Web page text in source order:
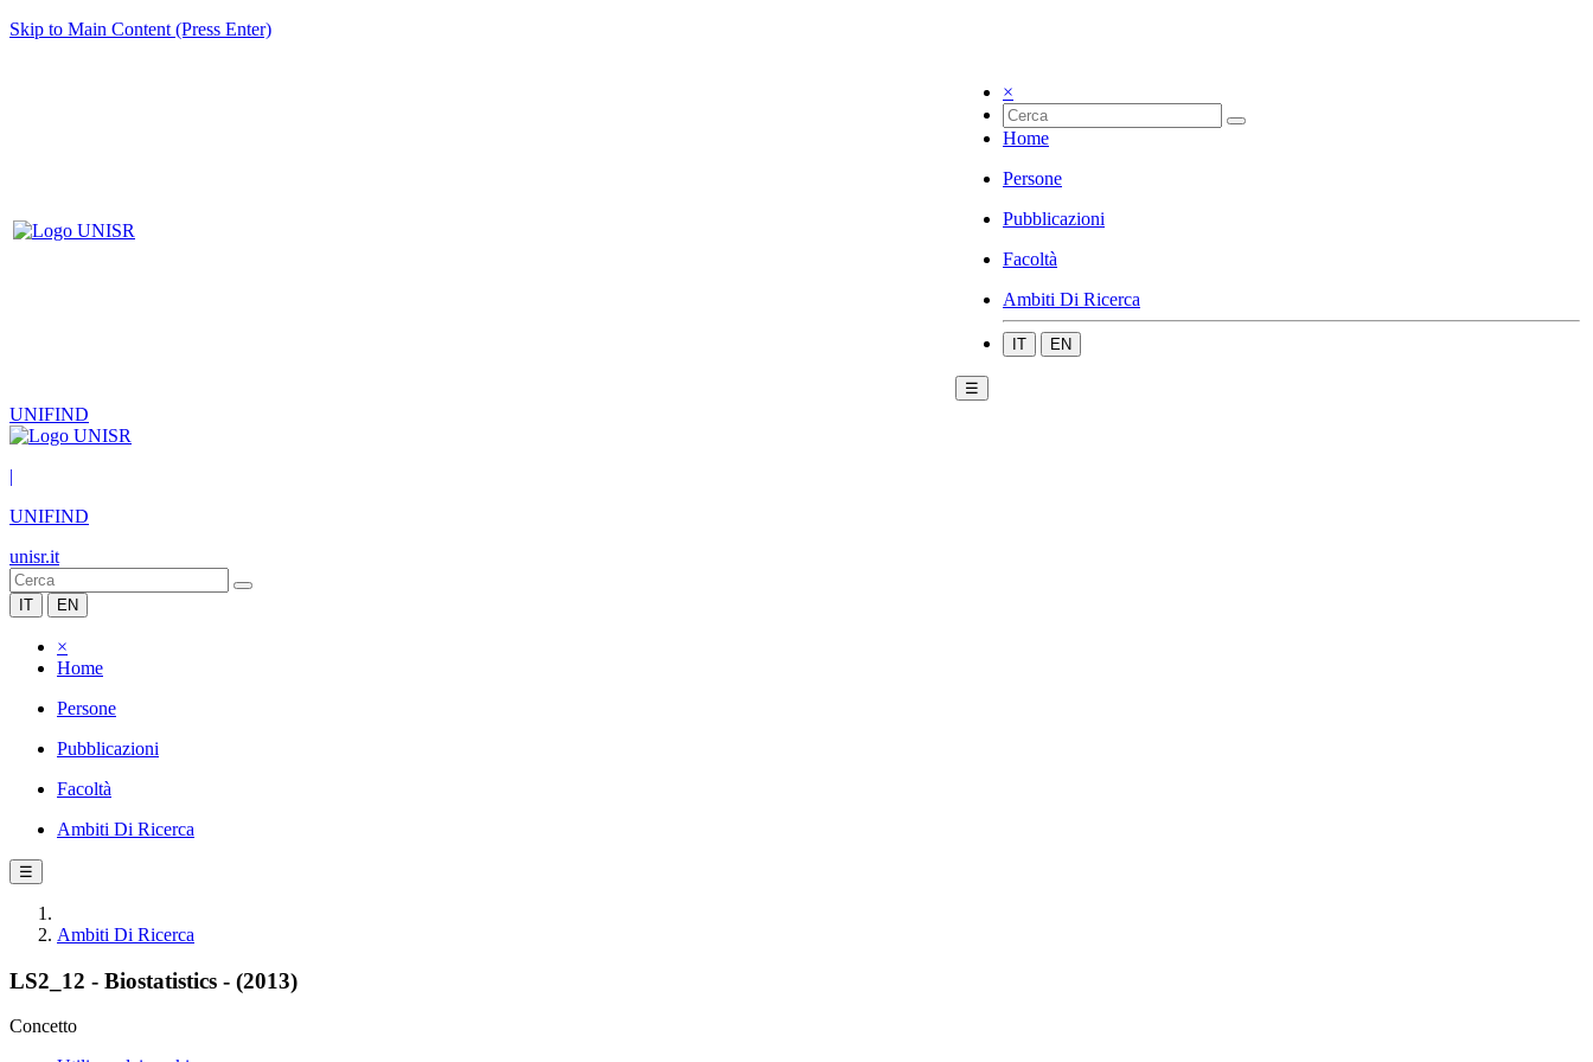
Skip to Main Content (Press Enter)
×
Home
Persone
Pubblicazioni
Facoltà
Ambiti Di Ricerca
IT EN
☰
UNIFIND
|
UNIFIND
unisr.it
IT EN
×
Home
Persone
Pubblicazioni
Facoltà
Ambiti Di Ricerca
☰
Ambiti Di Ricerca
LS2_12 - Biostatistics - (2013)
Concetto